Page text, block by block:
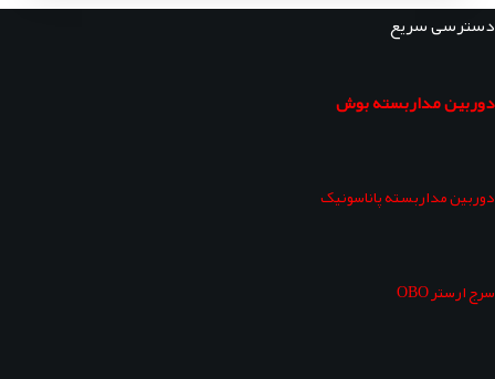
دسترسی سریع
دوربین مداربسته بوش
دوربین مداربسته پاناسونیک
سرج ارستر OBO